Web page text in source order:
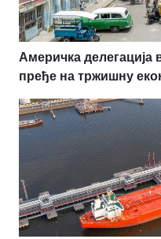
Америчка делегација
пређе на тржишну